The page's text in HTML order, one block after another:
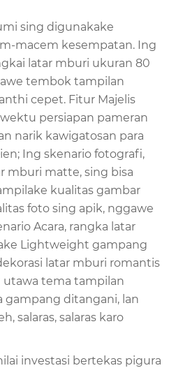
sing digunakake
macem kesempatan. Ing
latar mburi ukuran 80
tembok tampilan
cepet. Fitur Majelis
persiapan pameran
narik kawigatosan para
Ing skenario fotografi,
mburi matte, sing bisa
kualitas gambar
foto sing apik, nggawe
Acara, rangka latar
Lightweight gampang
latar mburi romantis
utawa tema tampilan
gampang ditangani, lan
salaras, salaras karo
investasi bertekas pigura